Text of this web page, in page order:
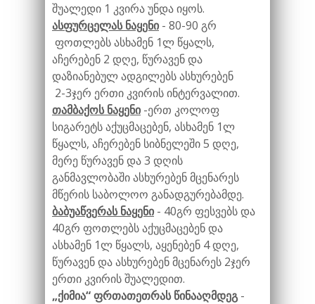
შუალედი 1 კვირა უნდა იყოს.
ასფურცელას ნაყენი - 80-90 გრ
ფოთლებს ასხამენ 1ლ წყალს,
აჩერებენ 2 დღე, წურავენ და
დაზიანებულ ადგილებს ასხურებენ
2-3ჯერ ერთი კვირის ინტერვალით.
თამბაქოს ნაყენი -ერთ კოლოფ
სიგარეტს აქუცმაცებენ, ასხამენ 1ლ
წყალს, აჩერებენ სიბნელეში 5 დღე,
მერე წურავენ და 3 დღის
განმავლობაში ასხურებენ მცენარეს
მწერის საბოლოო განადგურებამდე.
ბაბუაწვერას ნაყენი - 40გრ ფესვებს და
40გრ ფოთლებს აქუცმაცებენ და
ასხამენ 1ლ წყალს, აყენებენ 4 დღე,
წურავენ და ასხურებენ მცენარეს 2ჯერ
ერთი კვირის შუალედით.
„ქიმია“ ფრთათეთრას წინააღმდეგ-